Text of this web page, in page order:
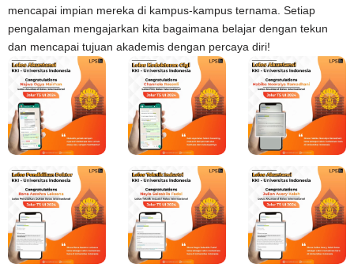
mencapai impian mereka di kampus-kampus ternama. Setiap
pengalaman mengajarkan kita bagaimana belajar dengan tekun
dan mencapai tujuan akademis dengan percaya diri!